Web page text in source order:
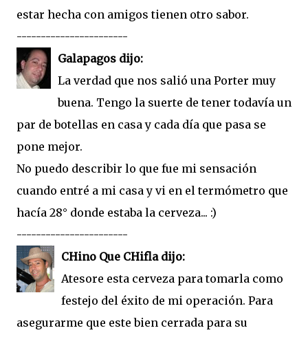
estar hecha con amigos tienen otro sabor.
-----------------------
Galapagos dijo:
La verdad que nos salió una Porter muy
buena. Tengo la suerte de tener todavía un
par de botellas en casa y cada día que pasa se
pone mejor.
No puedo describir lo que fue mi sensación
cuando entré a mi casa y vi en el termómetro que
hacía 28° donde estaba la cerveza... :)
-----------------------
CHino Que CHifla dijo:
Atesore esta cerveza para tomarla como
festejo del éxito de mi operación. Para
asegurarme que este bien cerrada para su